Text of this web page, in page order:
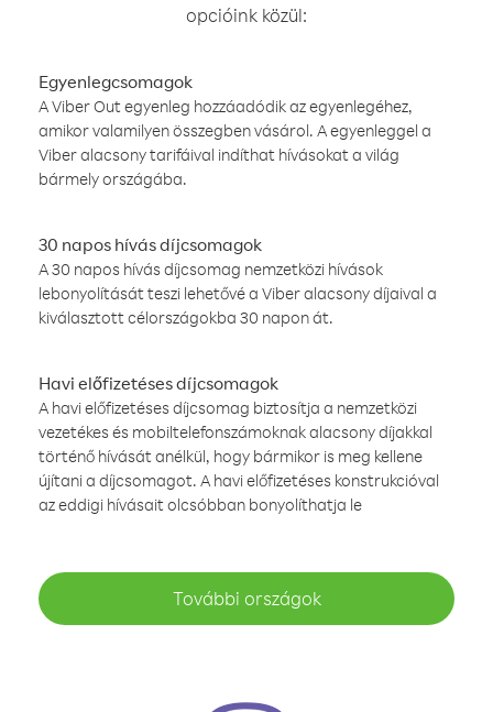
opcióink közül:
Egyenlegcsomagok
A Viber Out egyenleg hozzáadódik az egyenlegéhez,
amikor valamilyen összegben vásárol. A egyenleggel a
Viber alacsony tarifáival indíthat hívásokat a világ
bármely országába.
30 napos hívás díjcsomagok
A 30 napos hívás díjcsomag nemzetközi hívások
lebonyolítását teszi lehetővé a Viber alacsony díjaival a
kiválasztott célországokba 30 napon át.
Havi előfizetéses díjcsomagok
A havi előfizetéses díjcsomag biztosítja a nemzetközi
vezetékes és mobiltelefonszámoknak alacsony díjakkal
történő hívását anélkül, hogy bármikor is meg kellene
újítani a díjcsomagot. A havi előfizetéses konstrukcióval
az eddigi hívásait olcsóbban bonyolíthatja le
További országok